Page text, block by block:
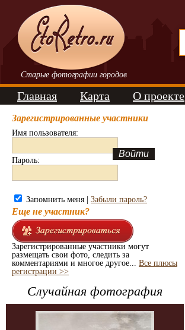
Старые фотографии городов
Главная Карта О проекте
Зарегистрированные участники
Имя пользователя:
Пароль:
Запомнить меня | Забыли пароль?
Еще не участник?
Зарегистрированные участники могут
размещать свои фото, следить за
комментариями и многое другое... Все плюсы
регистрации >>
Случайная фотография